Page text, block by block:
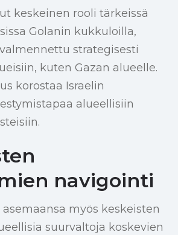
keskeinen rooli tärkeissä
Golanin kukkuloilla,
strategisesti
kuten Gazan alueelle.
korostaa Israelin
alueellisiin
navigointi
asemaansa myös keskeisten
suurvaltoja koskevien